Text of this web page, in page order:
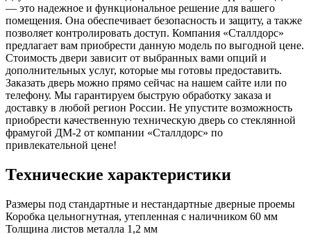
— это надежное и функциональное решение для вашего
помещения. Она обеспечивает безопасность и защиту, а также
позволяет контролировать доступ. Компания «Сталлдорс»
предлагает вам приобрести данную модель по выгодной цене.
Стоимость двери зависит от выбранных вами опций и
дополнительных услуг, которые мы готовы предоставить.
Заказать дверь можно прямо сейчас на нашем сайте или по
телефону. Мы гарантируем быструю обработку заказа и
доставку в любой регион России. Не упустите возможность
приобрести качественную техническую дверь со стеклянной
фрамугой ДМ-2 от компании «Сталлдорс» по
привлекательной цене!
Технические характеристики
Размеры под стандартные и нестандартные дверные проемы
Коробка цельногнутная, утепленная с наличником 60 мм
Толщина листов металла 1,2 мм